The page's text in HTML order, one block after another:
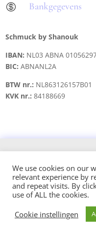
 Bankgegevens
Schmuck by Shanouk
IBAN: NL03 ABNA
BIC: ABNANL2A
BTW nr.: NL863126157B01
KVK nr.:84188669
We use cookies on our
relevant experience by
and repeat visits. By
use of ALL the cookies.
Cookie instellingen